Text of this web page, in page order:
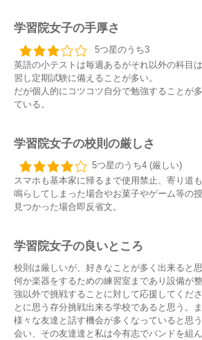
学習院女子の手厚さ
5つ星のうち3
英語の小テストは毎週あるがそれ以外の科目
習し定期試験に備えることが多い。
だが個人的にコツコツ自分で勉強することが
ている。
学習院女子の校則の厳しさ
5つ星のうち4 (厳しい)
スマホも基本家に帰るまで使用禁止、寄り道
鳴らしてしまった場合やお菓子やゲーム等の
見つかった場合即反省文。
学習院女子の良いところ
校則は厳しいが、好きなことが多く出来ると
何か楽器をするための練習室まであり設備が
強以外で挑戦することに対して応援してくだ
とに思う存分挑戦出来る学校であると思う。
様々な友達と話す機会が多くなっていると思
会い、その友達達と私は今有志でバンドを組